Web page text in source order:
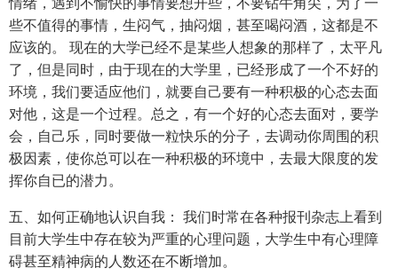
些不值得的事情，生闷气，抽闷烟，甚至喝闷酒，这都是不
应该的。 现在的大学已经不是某些人想象的那样了，太平凡
了，但是同时，由于现在的大学里，已经形成了一个不好的
环境，我们要适应他们，就要自己要有一种积极的心态去面
对他，这是一个过程。总之，有一个好的心态去面对，要学
会，自己乐，同时要做一粒快乐的分子，去调动你周围的积
极因素，使你总可以在一种积极的环境中，去最大限度的发
挥你自已的潜力。
五、如何正确地认识自我： 我们时常在各种报刊杂志上看到
目前大学生中存在较为严重的心理问题，大学生中有心理障
碍甚至精神病的人数还在不断增加。